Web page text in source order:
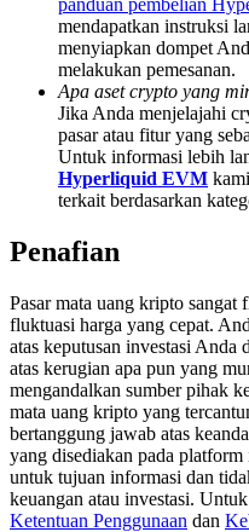
BTC Welcome Rewards
Deposit & Trade BTC
Share 500000
Exclusive for BitMart
Register & Trade to
mendapatkan instruksi
menyiapkan dompet
melakukan pemesanan.
Apa aset crypto yang
Jika Anda menjelajahi
pasar atau fitur yang
Untuk informasi lebih
Hyperliquid EVM
terkait berdasarkan
Penafian
Pasar mata uang kripto
fluktuasi harga yang cepat.
atas keputusan investasi
atas kerugian apa pun yang
mengandalkan sumber pihak
mata uang kripto yang
bertanggung jawab atas
yang disediakan pada
untuk tujuan informasi dan
keuangan atau investasi.
Ketentuan Penggunaan dan